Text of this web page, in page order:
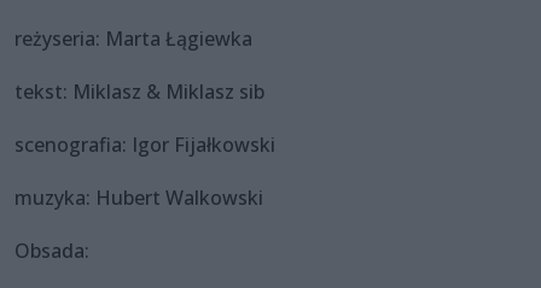
reżyseria: Marta Łągiewka
tekst: Miklasz & Miklasz sib
scenografia: Igor Fijałkowski
muzyka: Hubert Walkowski
Obsada: